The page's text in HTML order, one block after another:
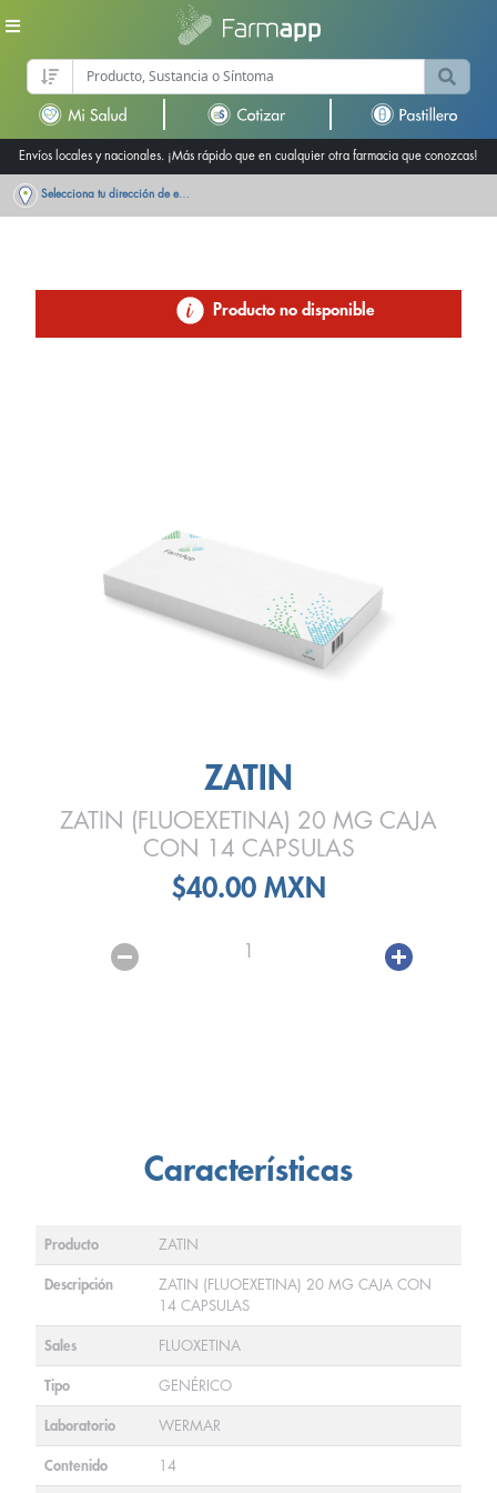
Envíos locales y nacionales. ¡Más rápido que en cualquier otra farmacia que conozcas!
Selecciona tu dirección de entrega
Producto no disponible
ZATIN
ZATIN (FLUOEXETINA) 20 MG CAJA
CON 14 CAPSULAS
$40.00 MXN
1
Características
Producto ZATIN
Descripción
ZATIN (FLUOEXETINA) 20 MG CAJA CON
14 CAPSULAS
Sales FLUOXETINA
Tipo GENÉRICO
Laboratorio WERMAR
Contenido 14